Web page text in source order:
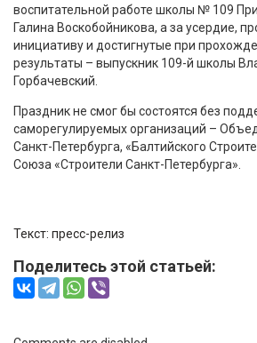
воспитательной работе школы № 109
Галина Воскобойникова, а за усердие,
инициативу и достигнутые при
результаты – выпускник 109-й школы
Горбачевский.
Праздник не смог бы состоятся без
саморегулируемых организаций –
Санкт-Петербурга, «Балтийского
Союза «Строители Санкт-Петербурга».
Текст: пресс-релиз
Поделитесь этой статьей: